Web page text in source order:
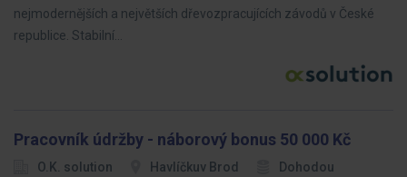
nejmodernějších a největších dřevozpracujících závodů v České
republice. Stabilní…
Pracovník údržby - náborový bonus 50 000 Kč
O.K. solution Havlíčkuv Brod Dohodou